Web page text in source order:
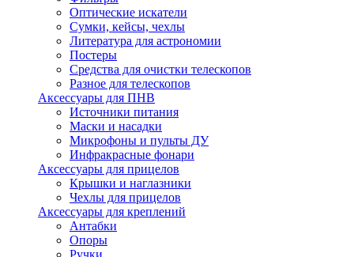
Оптические искатели
Сумки, кейсы, чехлы
Литература для астрономии
Постеры
Средства для очистки телескопов
Разное для телескопов
Аксессуары для ПНВ
Источники питания
Маски и насадки
Микрофоны и пульты ДУ
Инфракрасные фонари
Аксессуары для прицелов
Крышки и наглазники
Чехлы для прицелов
Аксессуары для креплений
Антабки
Опоры
Ручки